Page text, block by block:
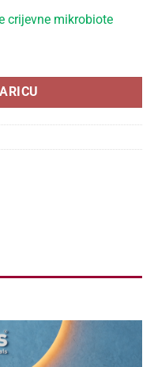
crijevne mikrobiote